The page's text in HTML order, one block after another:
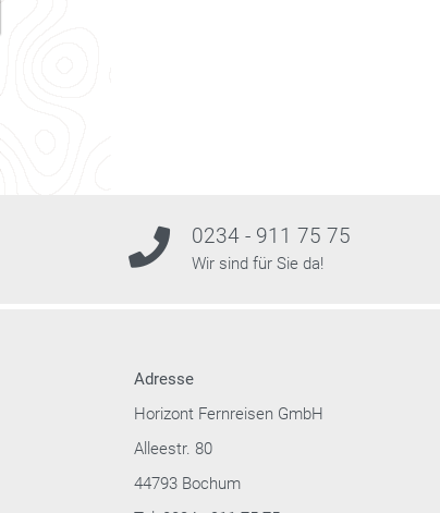
0234 - 911 75 75
Wir sind für Sie da!
Adresse
Horizont Fernreisen GmbH
Alleestr. 80
44793 Bochum